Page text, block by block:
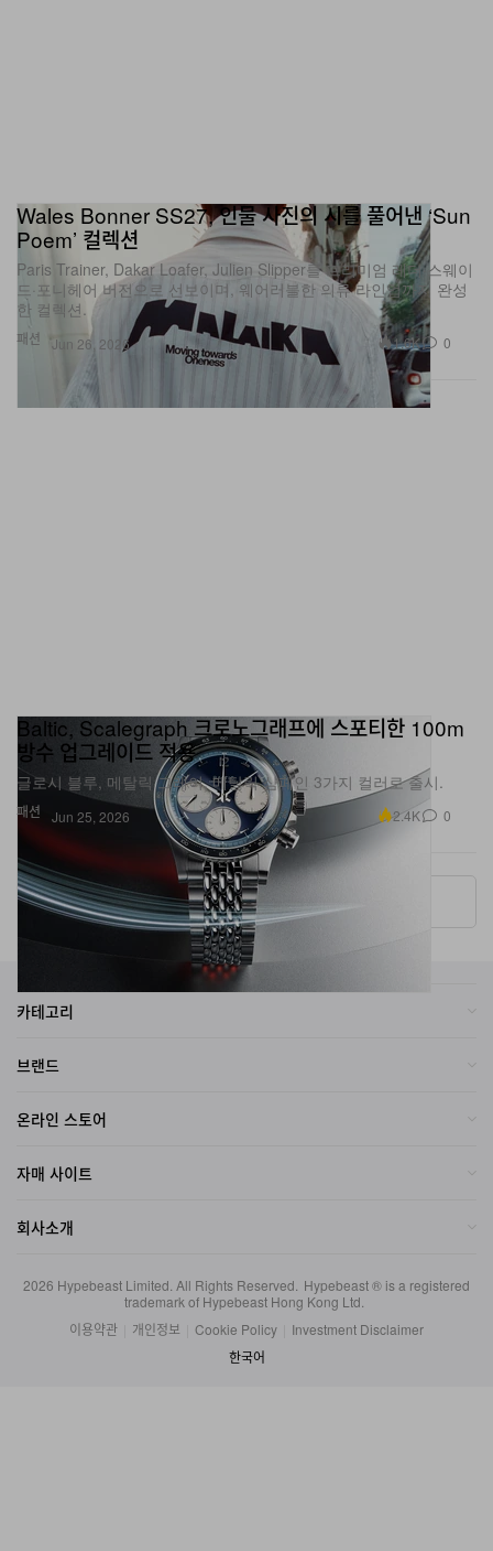
패션
Wales Bonner SS27, 인물 사진의 시를 풀어낸 ‘Sun
Poem’ 컬렉션
Paris Trainer, Dakar Loafer, Julien Slipper를 프리미엄 레더·스웨이
드·포니헤어 버전으로 선보이며, 웨어러블한 의류 라인업까지 완성
한 컬렉션.
Jun 26, 2026 1.6K 0
패션
Baltic, Scalegraph 크로노그래프에 스포티한 100m
방수 업그레이드 적용
글로시 블루, 메탈릭 그레이, 메탈릭 샴페인 3가지 컬러로 출시.
Jun 25, 2026 2.4K 0
More ▾
카테고리
브랜드
온라인 스토어
자매 사이트
회사소개
2026 Hypebeast Limited . All Rights Reserved. Hypebeast ® is a registered
trademark of Hypebeast Hong Kong Ltd.
이용약관
개인정보 Cookie Policy
Investment Disclaimer
한국어